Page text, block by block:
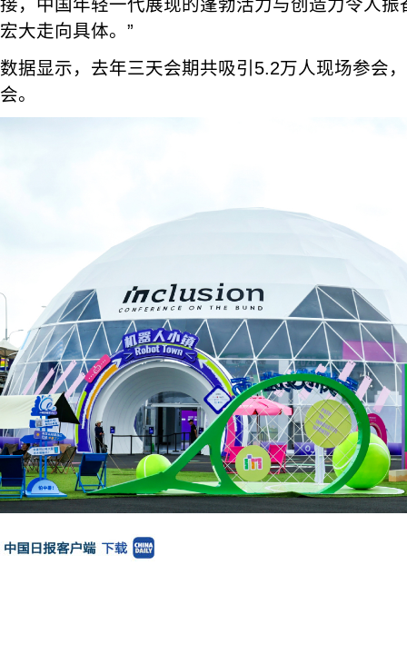
接，中国年轻一代展现的蓬勃活力与创造力令人
宏大走向具体。”
数据显示，去年三天会期共吸引5.2万人现场参会
会。